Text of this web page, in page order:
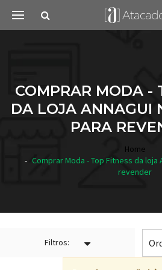
COMPRAR MODA -
DA LOJA ANNAGUI
PARA
Home
Comprar Moda - Top Fitness da loja
revender
Filtros: